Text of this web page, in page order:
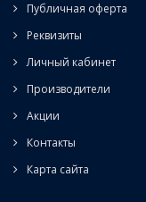
Публичная оферта
Реквизиты
Личный кабинет
Производители
Акции
Контакты
Карта сайта